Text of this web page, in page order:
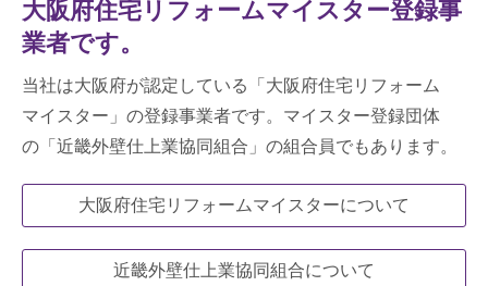
大阪府住宅リフォームマイスター登録事
業者です。
当社は大阪府が認定している「大阪府住宅リフォーム
マイスター」の登録事業者です。マイスター登録団体
の「近畿外壁仕上業協同組合」の組合員でもあります。
大阪府住宅リフォームマイスターについて
近畿外壁仕上業協同組合について